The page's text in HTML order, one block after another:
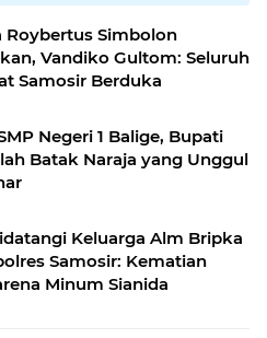
Roybertus Simbolon
Vandiko Gultom: Seluruh
Samosir Berduka
Negeri 1 Balige, Bupati
Batak Naraja yang Unggul
Keluarga Alm Bripka
Samosir: Kematian
Minum Sianida